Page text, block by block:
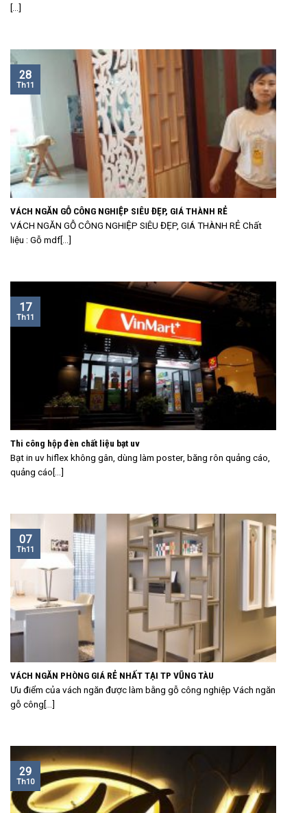
[...]
VÁCH NGĂN GỖ CÔNG NGHIỆP SIÊU ĐẸP, GIÁ THÀNH RẺ
VÁCH NGĂN GỖ CÔNG NGHIỆP SIÊU ĐẸP, GIÁ THÀNH RẺ Chất
liệu : Gỗ mdf[...]
28
Th11
Thi công hộp đèn chất liệu bạt uv
Bạt in uv hiflex không gân, dùng làm poster, băng rôn quảng cáo,
quảng cáo[...]
17
Th11
VÁCH NGĂN PHÒNG GIÁ RẺ NHẤT TẠI TP VŨNG TÀU
Ưu điểm của vách ngăn được làm bằng gỗ công nghiệp Vách ngăn
gỗ công[...]
07
Th11
29
Th10